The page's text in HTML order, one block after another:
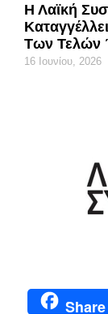
Η Λαϊκή
Των Τελών
16 Ιουνίου, 2026
Share